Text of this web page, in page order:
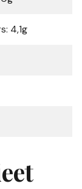
4,1g